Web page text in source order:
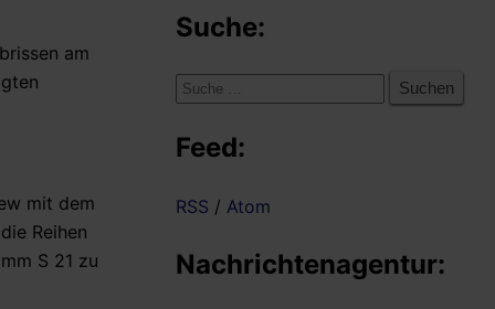
am
mit dem
Reihen
S 21 zu
Suche:
Suche
Feed:
RSS / Atom
Nachrichtenagentur: